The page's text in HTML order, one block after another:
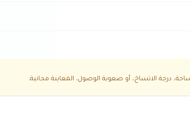
درجة الاتساخ، أو صعوبة الوصول. المعاينة مجانية.